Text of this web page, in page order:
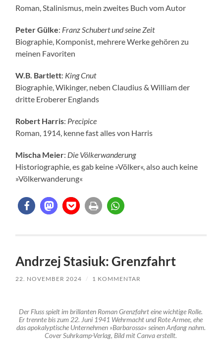
Roman, Stalinismus, mein zweites Buch vom Autor
Peter Gülke: Franz Schubert und seine Zeit
Biographie, Komponist, mehrere Werke gehören zu
meinen Favoriten
W.B. Bartlett: King Cnut
Biographie, Wikinger, neben Claudius & William der
dritte Eroberer Englands
Robert Harris: Precipice
Roman, 1914, kenne fast alles von Harris
Mischa Meier: Die Völkerwanderung
Historiographie, es gab keine »Völker«, also auch keine
»Völkerwanderung«
Andrzej Stasiuk: Grenzfahrt
22. NOVEMBER 2024 / 1 KOMMENTAR
Der Fluss spielt im brillanten Roman Grenzfahrt eine wichtige Rolle.
Er trennte bis zum 22. Juni 1941 Wehrmacht und Rote Armee, ehe
das apokalyptische Unternehmen »Barbarossa« seinen Anfang nahm.
Cover Suhrkamp-Verlag, Bild mit Canva erstellt.